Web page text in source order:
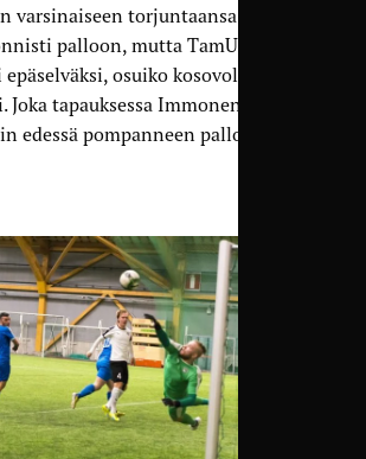
varsinaiseen torjuntaansa. Berat
palloon, mutta TamU-TV:n
osuiko kosovolainen
Joka tapauksessa Immonen venytti
edessä pompanneen pallon